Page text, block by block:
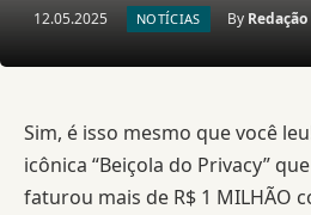
12.05.2025 NOTÍCIAS By Redação
Sim, é isso mesmo que você
icônica “Beiçola do Privacy”
faturou mais de R$ 1 MILHÃO